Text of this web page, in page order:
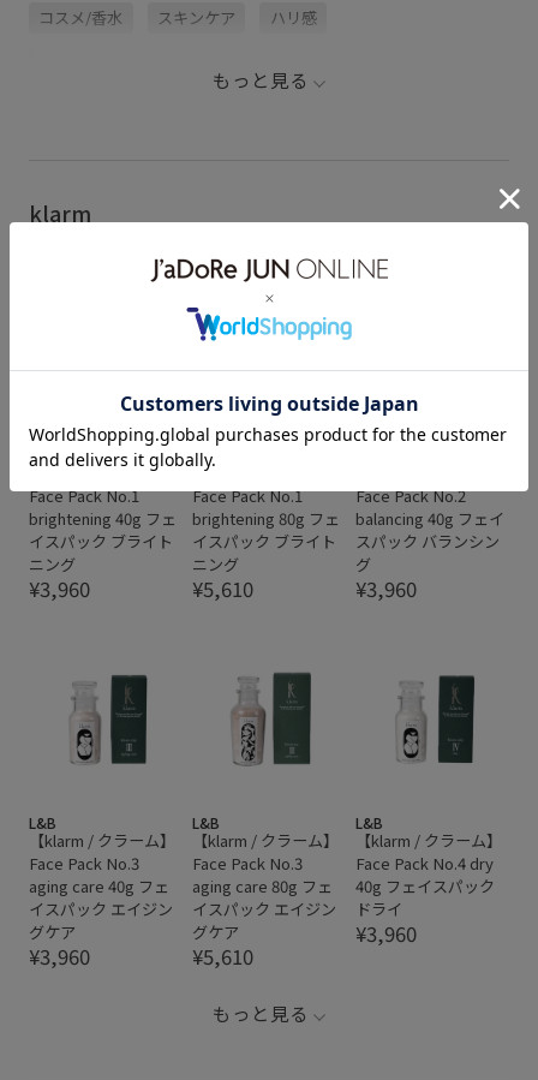
コスメ/香水 スキンケア ハリ感
もっと見る
klarm
L&B
【klarm / クラーム】
Face Pack No.1
brightening 40g フェ
イスパック ブライト
ニング
¥3,960
L&B
【klarm / クラーム】
Face Pack No.1
brightening 80g フェ
イスパック ブライト
ニング
¥5,610
Face Pack No.2
balancing 40g フェイ
スパック バランシン
グ
¥3,960
L&B
【klarm / クラーム】
Face Pack No.3
aging care 40g フェ
イスパック エイジン
グケア
¥3,960
L&B
【klarm / クラーム】
Face Pack No.3
aging care 80g フェ
イスパック エイジン
グケア
¥5,610
L&B
【klarm / クラーム】
Face Pack No.4 dry
40g フェイスパック
ドライ
¥3,960
もっと見る